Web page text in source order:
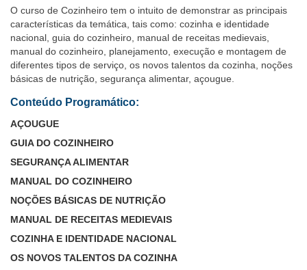
O curso de Cozinheiro tem o intuito de demonstrar as principais
características da temática, tais como: cozinha e identidade
nacional, guia do cozinheiro, manual de receitas medievais,
manual do cozinheiro, planejamento, execução e montagem de
diferentes tipos de serviço, os novos talentos da cozinha, noções
básicas de nutrição, segurança alimentar, açougue.
Conteúdo Programático:
AÇOUGUE
GUIA DO COZINHEIRO
SEGURANÇA ALIMENTAR
MANUAL DO COZINHEIRO
NOÇÕES BÁSICAS DE NUTRIÇÃO
MANUAL DE RECEITAS MEDIEVAIS
COZINHA E IDENTIDADE NACIONAL
OS NOVOS TALENTOS DA COZINHA